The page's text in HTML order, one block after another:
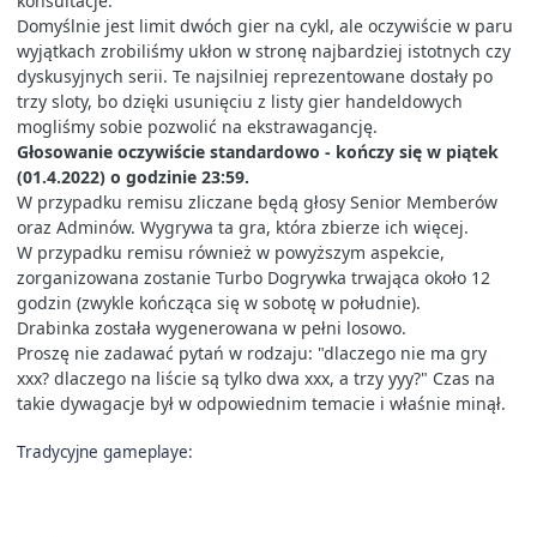
Domyślnie jest limit dwóch gier na cykl, ale oczywiście w paru
wyjątkach zrobiliśmy ukłon w stronę najbardziej istotnych czy
dyskusyjnych serii. Te najsilniej reprezentowane dostały po
trzy sloty, bo dzięki usunięciu z listy gier handeldowych
mogliśmy sobie pozwolić na ekstrawagancję.
Głosowanie oczywiście standardowo - kończy się w piątek
(01.4.2022) o godzinie 23:59.
W przypadku remisu zliczane będą głosy Senior Memberów
oraz Adminów. Wygrywa ta gra, która zbierze ich więcej.
W przypadku remisu również w powyższym aspekcie,
zorganizowana zostanie Turbo Dogrywka trwająca około 12
godzin (zwykle kończąca się w sobotę w południe).
Drabinka została wygenerowana w pełni losowo.
Proszę nie zadawać pytań w rodzaju: "dlaczego nie ma gry
xxx? dlaczego na liście są tylko dwa xxx, a trzy yyy?" Czas na
takie dywagacje był w odpowiednim temacie i właśnie minął.
Tradycyjne gameplaye: